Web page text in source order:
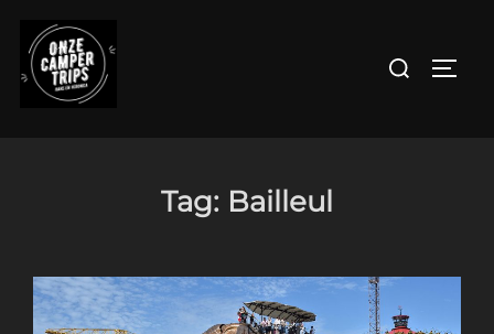
naar
Zoek
Tag: Bailleul